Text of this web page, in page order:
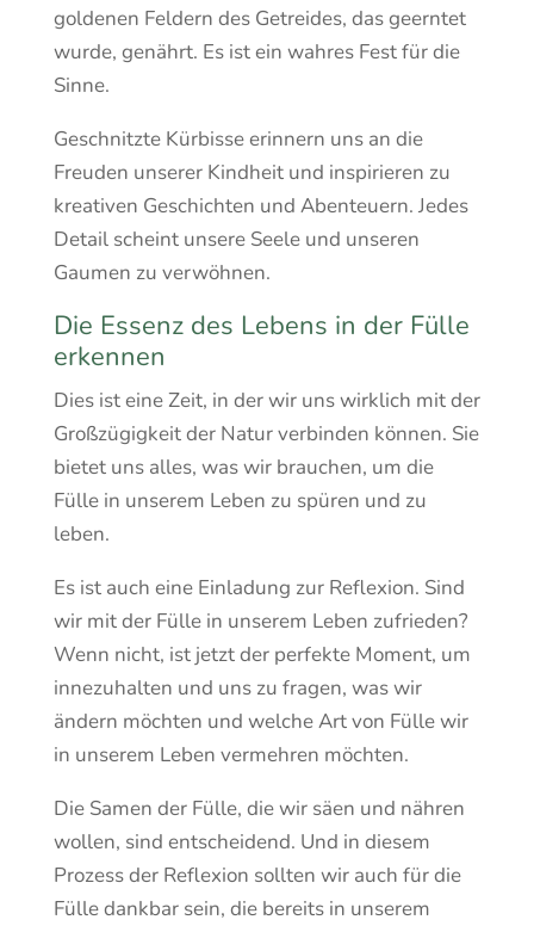
goldenen Feldern des Getreides, das geerntet
wurde, genährt. Es ist ein wahres Fest für die
Sinne.
Geschnitzte Kürbisse erinnern uns an die
Freuden unserer Kindheit und inspirieren zu
kreativen Geschichten und Abenteuern. Jedes
Detail scheint unsere Seele und unseren
Gaumen zu verwöhnen.
Die Essenz des Lebens in der Fülle
erkennen
Dies ist eine Zeit, in der wir uns wirklich mit der
Großzügigkeit der Natur verbinden können. Sie
bietet uns alles, was wir brauchen, um die
Fülle in unserem Leben zu spüren und zu
leben.
Es ist auch eine Einladung zur Reflexion. Sind
wir mit der Fülle in unserem Leben zufrieden?
Wenn nicht, ist jetzt der perfekte Moment, um
innezuhalten und uns zu fragen, was wir
ändern möchten und welche Art von Fülle wir
in unserem Leben vermehren möchten.
Die Samen der Fülle, die wir säen und nähren
wollen, sind entscheidend. Und in diesem
Prozess der Reflexion sollten wir auch für die
Fülle dankbar sein, die bereits in unserem